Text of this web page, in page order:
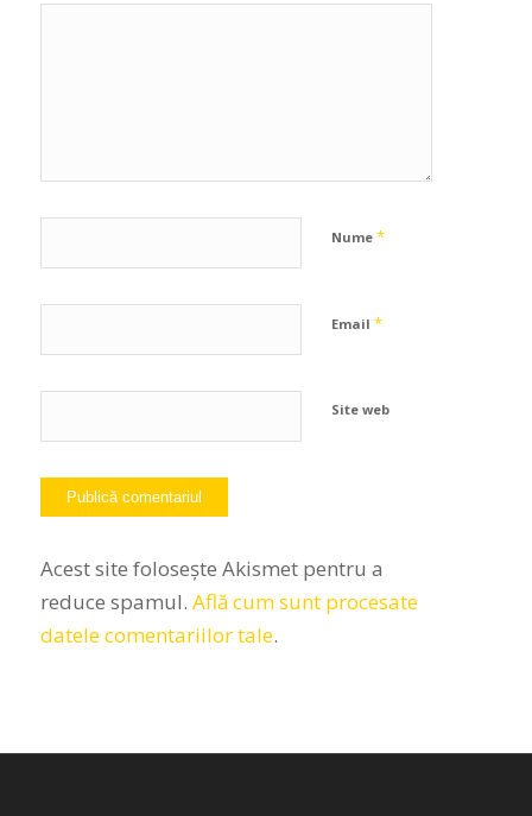
Nume *
Email *
Site web
Acest site folosește Akismet pentru a
reduce spamul. Află cum sunt procesate
datele comentariilor tale.